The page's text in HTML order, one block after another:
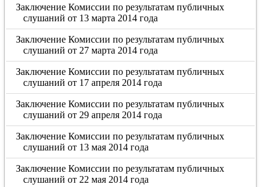
Заключение Комиссии по результатам публичных
слушаний от 13 марта 2014 года
Заключение Комиссии по результатам публичных
слушаний от 27 марта 2014 года
Заключение Комиссии по результатам публичных
слушаний от 17 апреля 2014 года
Заключение Комиссии по результатам публичных
слушаний от 29 апреля 2014 года
Заключение Комиссии по результатам публичных
слушаний от 13 мая 2014 года
Заключение Комиссии по результатам публичных
слушаний от 22 мая 2014 года